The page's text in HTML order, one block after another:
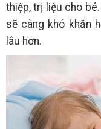
thiệp, trị liệu cho
sẽ càng khó khăn
lâu hơn.